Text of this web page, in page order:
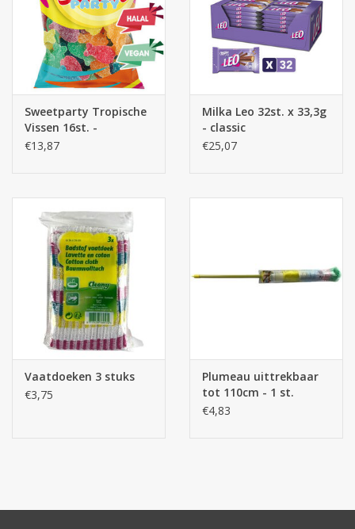
Sweetparty Tropische
Vissen 16st. -
snoepzakjes
€13,87
Milka Leo 32st. x 33,3g
- classic
€25,07
Vaatdoeken 3 stuks
€3,75
Plumeau uittrekbaar
tot 110cm - 1 st.
€4,83